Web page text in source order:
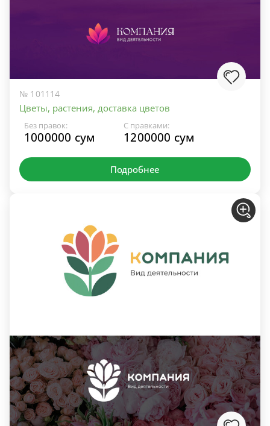
№ 101114
Цветы, растения, доставка цветов
Без правок:
1000000 сум
С правками:
1200000 сум
Подробнее